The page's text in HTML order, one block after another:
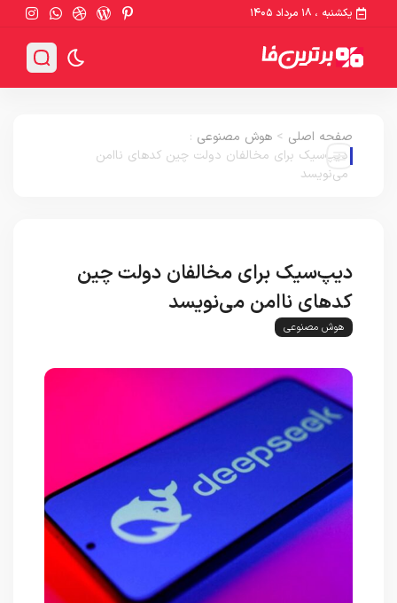
یکشنبه ، ۱۸ مرداد ۱۴۰۵
صفحه اصلی > هوش مصنوعی :
دیپ‌سیک برای مخالفان دولت چین کدهای ناامن
می‌نویسد
دیپ‌سیک برای مخالفان دولت چین
کدهای ناامن می‌نویسد
هوش مصنوعی